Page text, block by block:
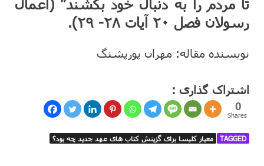
تا مردم را به دنبال خود بکشند” (اعمال
رسولان فصل ۲۰ آیات ۲۸- ۲۹).
نویسنده مقاله: مهران پورپشنگ
اشتراک گذاری :
0
Shares
TAGGED معیار کلیسا برای گزینش کتاب های عهد جدید چه بود؟